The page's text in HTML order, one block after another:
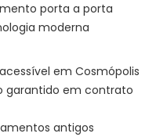
porta a porta
moderna
em Cosmópolis
garantido em contrato
antigos